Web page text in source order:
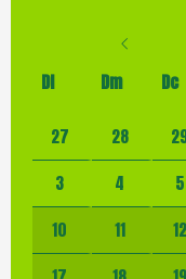
Dl
Dm Dc
No hi ha cap activitat
27 28
3
4 5
10
11 12